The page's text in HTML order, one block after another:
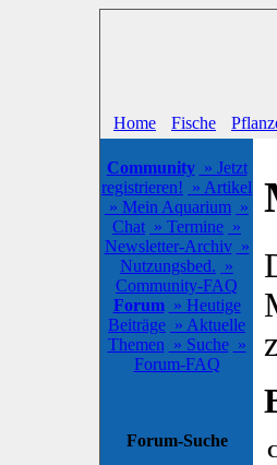
Home Fische
Community » Jetzt
registrieren! » Artikel
» Mein Aquarium »
Chat » Termine »
Newsletter-Archiv »
Nutzungsbed. »
Community-FAQ
Forum » Heutige
Beiträge » Aktuelle
Themen » Suche »
Forum-FAQ
Forum-Suche